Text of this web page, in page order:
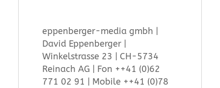
eppenberger-media gmbh |
David Eppenberger |
Winkelstrasse 23 | CH-5734
Reinach AG | Fon ++41 (0)62
771 02 91 | Mobile ++41 (0)78